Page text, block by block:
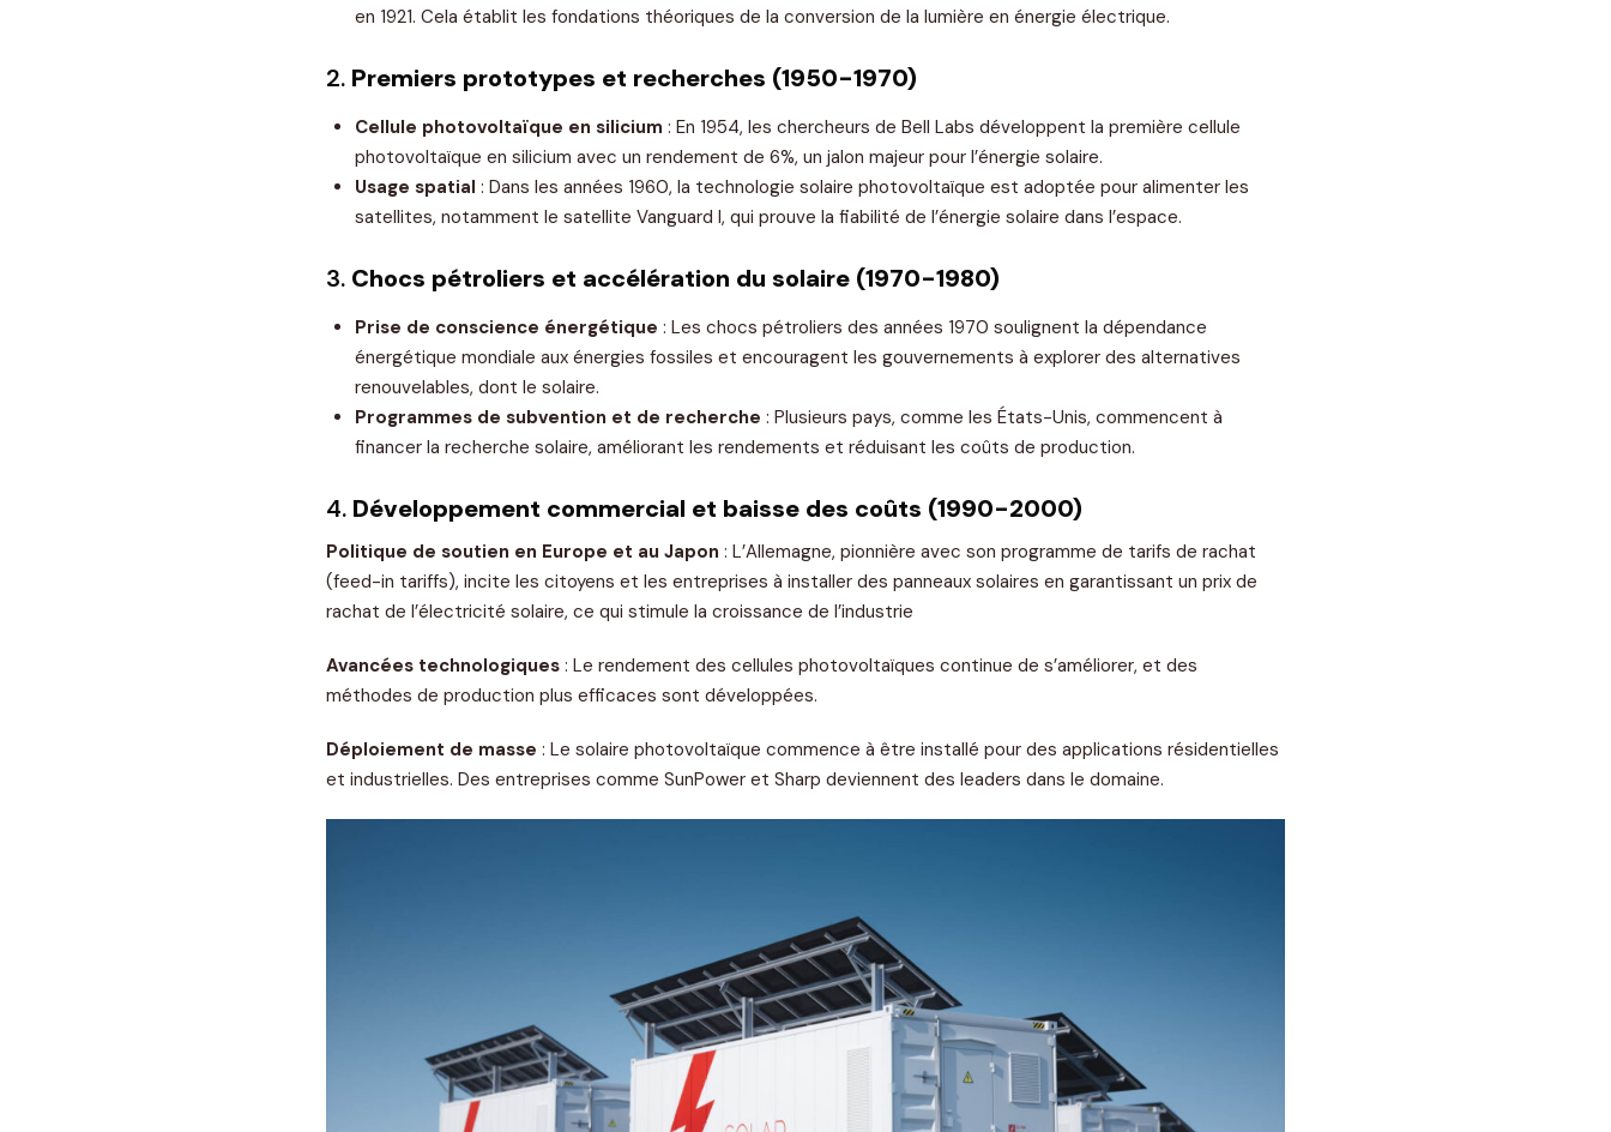
en 1921. Cela établit les fondations théoriques de la conversion de la lumière en énergie électrique.
2. Premiers prototypes et recherches (1950-1970)
Cellule photovoltaïque en silicium : En 1954, les chercheurs de Bell Labs développent la première cellule
photovoltaïque en silicium avec un rendement de 6%, un jalon majeur pour l’énergie solaire.
Usage spatial : Dans les années 1960, la technologie solaire photovoltaïque est adoptée pour alimenter les
satellites, notamment le satellite Vanguard I, qui prouve la fiabilité de l’énergie solaire dans l’espace.
3. Chocs pétroliers et accélération du solaire (1970-1980)
Prise de conscience énergétique : Les chocs pétroliers des années 1970 soulignent la dépendance
énergétique mondiale aux énergies fossiles et encouragent les gouvernements à explorer des alternatives
renouvelables, dont le solaire.
Programmes de subvention et de recherche : Plusieurs pays, comme les États-Unis, commencent à
financer la recherche solaire, améliorant les rendements et réduisant les coûts de production.
4. Développement commercial et baisse des coûts (1990-2000)
Politique de soutien en Europe et au Japon : L’Allemagne, pionnière avec son programme de tarifs de rachat
(feed-in tariffs), incite les citoyens et les entreprises à installer des panneaux solaires en garantissant un prix de
rachat de l’électricité solaire, ce qui stimule la croissance de l’industrie
Avancées technologiques : Le rendement des cellules photovoltaïques continue de s’améliorer, et des
méthodes de production plus efficaces sont développées.
Déploiement de masse : Le solaire photovoltaïque commence à être installé pour des applications résidentielles
et industrielles. Des entreprises comme SunPower et Sharp deviennent des leaders dans le domaine.